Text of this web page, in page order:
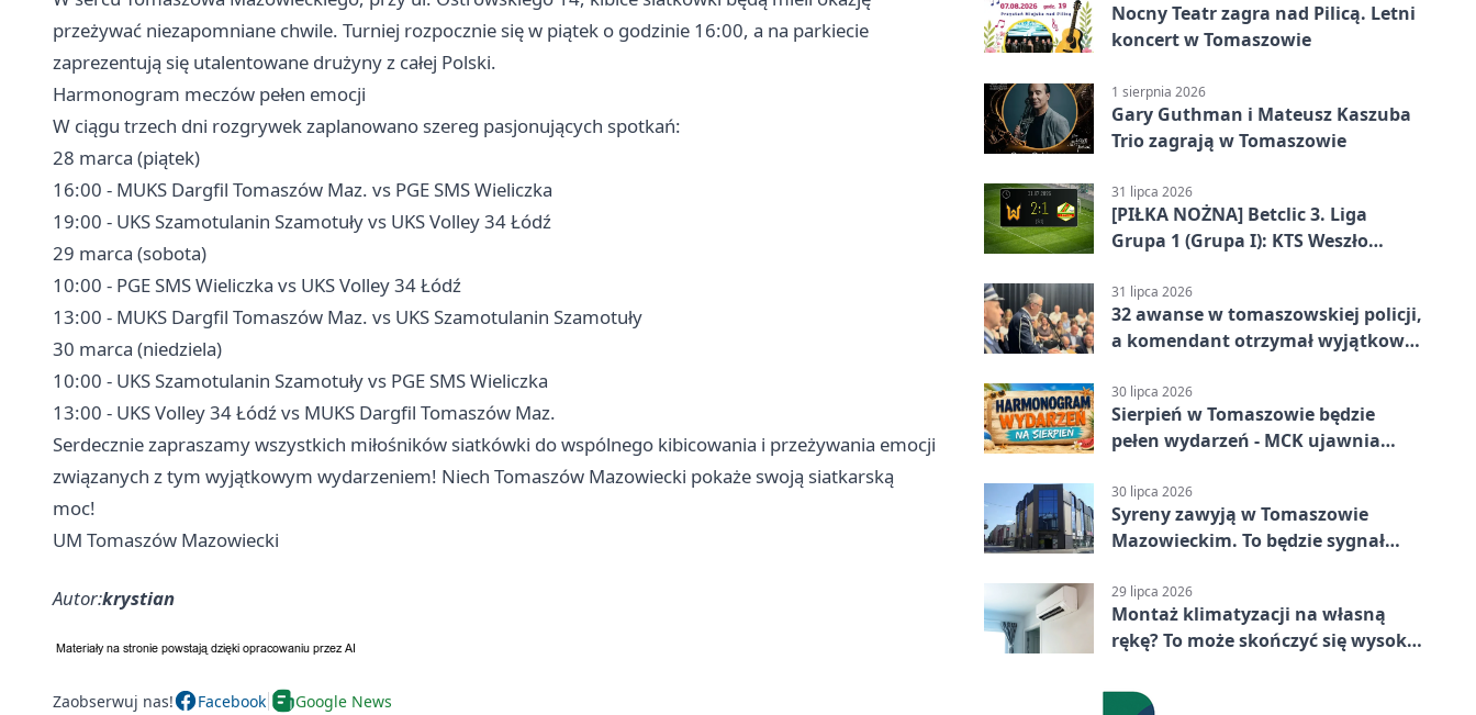
przeżywać niezapomniane chwile. Turniej rozpocznie się w piątek o godzinie 16:00, a na parkiecie
zaprezentują się utalentowane drużyny z całej Polski.
Harmonogram meczów pełen emocji
W ciągu trzech dni rozgrywek zaplanowano szereg pasjonujących spotkań:
28 marca (piątek)
16:00 - MUKS Dargfil Tomaszów Maz. vs PGE SMS Wieliczka
19:00 - UKS Szamotulanin Szamotuły vs UKS Volley 34 Łódź
29 marca (sobota)
10:00 - PGE SMS Wieliczka vs UKS Volley 34 Łódź
13:00 - MUKS Dargfil Tomaszów Maz. vs UKS Szamotulanin Szamotuły
30 marca (niedziela)
10:00 - UKS Szamotulanin Szamotuły vs PGE SMS Wieliczka
13:00 - UKS Volley 34Łódźvs MUKS Dargfil Tomaszów Maz.
Serdecznie zapraszamy wszystkich miłośników siatkówki do wspólnego kibicowania i przeżywania emocji
związanych z tym wyjątkowym wydarzeniem! Niech Tomaszów Mazowiecki pokaże swoją siatkarską
moc!
UM Tomaszów Mazowiecki
Autor:krystian
Zaobserwuj nas! Facebook Google News
Nocny Teatr zagra nad Pilicą. Letni
koncert w Tomaszowie
1 sierpnia 2026
Gary Guthman i Mateusz Kaszuba
Trio zagrają w Tomaszowie
31 lipca 2026
[PIŁKA NOŻNA] Betclic 3. Liga
Grupa 1 (Grupa I): KTS Weszło
Mazowiecki 2:1
31 lipca 2026
32 awanse w tomaszowskiej policji,
a komendant otrzymał wyjątkowy
30 lipca 2026
Sierpień w Tomaszowie będzie
pełen wydarzeń - MCK ujawnia
30 lipca 2026
Syreny zawyją w Tomaszowie
Mazowieckim. To będzie sygnał
29 lipca 2026
Montaż klimatyzacji na własną
rękę? To może skończyć się wysoką